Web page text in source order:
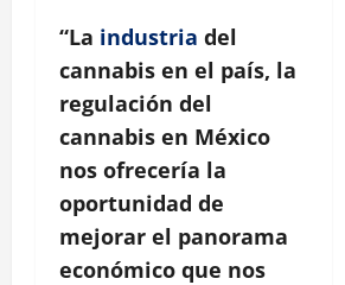
“La industria del
cannabis en el país, la
regulación del
cannabis en México
nos ofrecería la
oportunidad de
mejorar el panorama
económico que nos